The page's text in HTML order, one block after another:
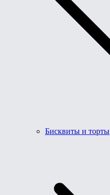
Бисквиты и торты